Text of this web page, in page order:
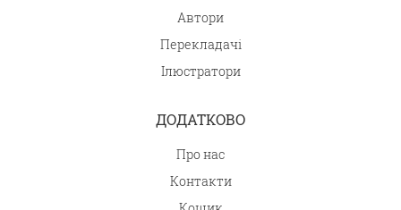
Автори
Перекладачі
Ілюстратори
ДОДАТКОВО
Про нас
Контакти